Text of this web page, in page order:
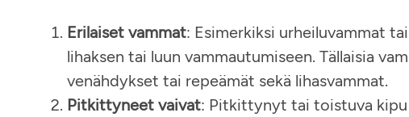
Erilaiset vammat: Esimerkiksi urheiluvammat
lihaksen tai luun vammautumiseen. Tällaisia
venähdykset tai repeämät sekä lihasvammat​​.
Pitkittyneet vaivat: Pitkittynyt tai toistuva